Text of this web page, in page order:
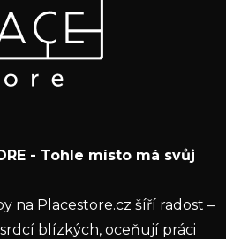
a my vám budeme zasílat
produktech na našem e-
souhlasíte s
údajů
- Tohle místo má svůj
na Placestore.cz šíří radost –
blízkých, oceňují práci